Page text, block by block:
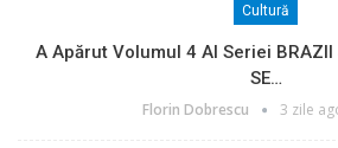
Cultură
A Apărut Volumul 4 Al Seriei BRAZII
SE…
Florin Dobrescu 3 zile